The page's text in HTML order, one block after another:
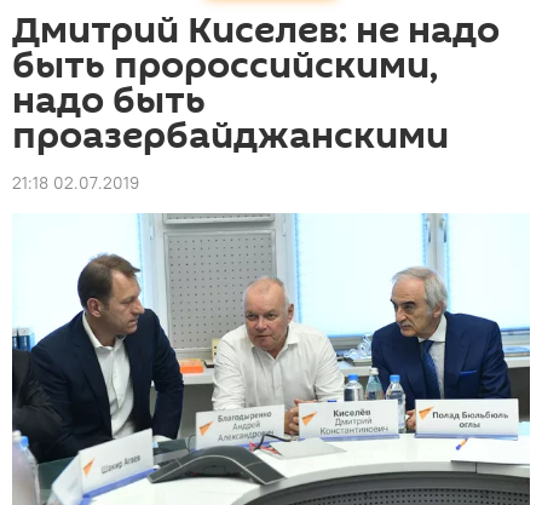
Дмитрий Киселев: не надо
быть пророссийскими,
надо быть
проазербайджанскими
21:18 02.07.2019